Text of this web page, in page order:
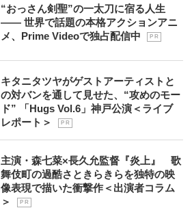
“おっさん剣聖”の一太刀に宿る人生
―― 世界で話題の本格アクションアニ
メ、Prime Videoで独占配信中
P R
キタニタツヤがゲストアーティストと
の対バンを通して見せた、“攻めのモー
ド” 「Hugs Vol.6」神戸公演＜ライブ
レポート＞
P R
主演・森七菜×長久允監督『炎上』 歌
舞伎町の過酷さときらきらを独特の映
像表現で描いた衝撃作＜出演者コラム
＞
P R